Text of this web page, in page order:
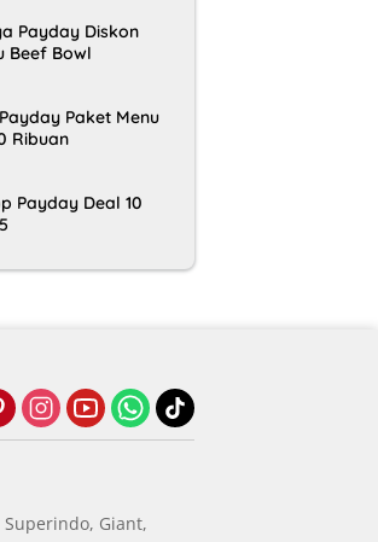
Payday Diskon
Beef Bowl
Paket Menu
Ribuan
Payday Deal 10
Giant,